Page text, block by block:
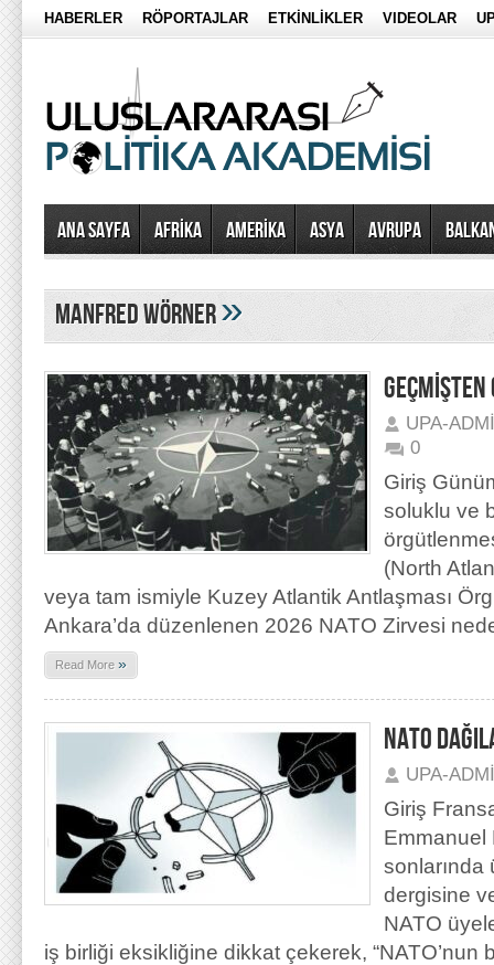
HABERLER RÖPORTAJLAR ETKİNLİKLER VIDEOLAR
Ana Sayfa AFRİKA AMERİKA ASYA AVRUPA
Manfred Wörner»
UPA-
0
Giriş
soluklu ve
(North
veya tam ismiyle Kuzey Atlantik Antlaşması
Ankara’da düzenlenen 2026 NATO Zirvesi
Read More »
NATO
UPA-
Giriş
Emmanuel
sonlarında
dergisine
NATO
iş birliği eksikliğine dikkat çekerek, “NATO’nun